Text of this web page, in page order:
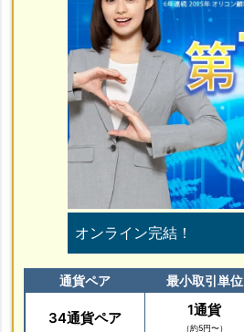
オンライン完結！
通貨ペア 最小取引単位
34通貨ペア 1通貨
（約5円〜）